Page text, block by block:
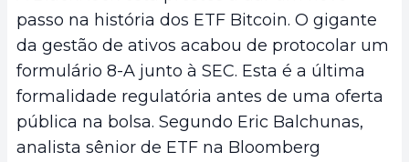
passo na história dos ETF Bitcoin. O gigante
da gestão de ativos acabou de protocolar um
formulário 8-A junto à SEC. Esta é a última
formalidade regulatória antes de uma oferta
pública na bolsa. Segundo Eric Balchunas,
analista sênior de ETF na Bloomberg